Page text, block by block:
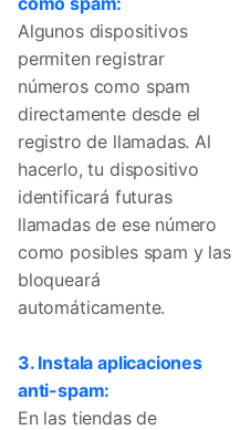
Algunos dispositivos
permiten registrar
números como spam
directamente desde el
registro de llamadas. Al
hacerlo, tu dispositivo
identificará futuras
llamadas de ese número
como posibles spam y las
bloqueará
automáticamente.
3. Instala aplicaciones
anti-spam:
En las tiendas de